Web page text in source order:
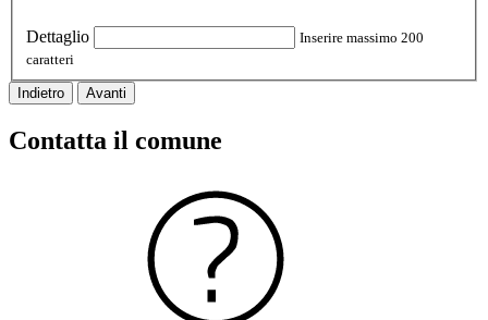
Dettaglio
Inserire massimo 200
caratteri
Indietro Avanti
Contatta il comune